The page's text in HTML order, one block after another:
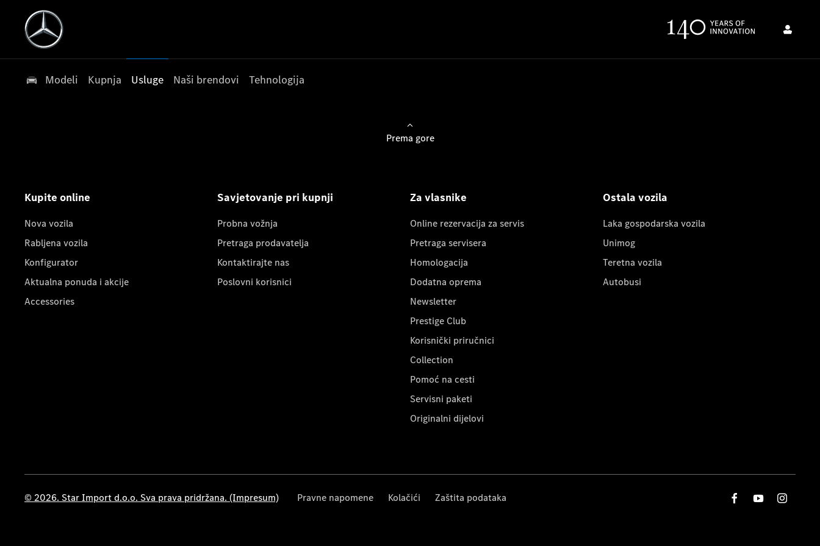
Modeli Kupnja Usluge Naši brendovi Tehnologija
Prema gore
Kupite online
Nova vozila
Rabljena vozila
Konfigurator
Aktualna ponuda i akcije
Accessories
Savjetovanje pri kupnji
Probna vožnja
Pretraga prodavatelja
Kontaktirajte nas
Poslovni korisnici
Za vlasnike
Online rezervacija za servis
Pretraga servisera
Homologacija
Dodatna oprema
Newsletter
Prestige Club
Korisnički priručnici
Collection
Pomoć na cesti
Servisni paketi
Originalni dijelovi
Ostala vozila
Laka gospodarska vozila
Unimog
Teretna vozila
Autobusi
© 2026. Star Import d.o.o. Sva prava pridržana. (Impresum) Pravne napomene Kolačići Zaštita podataka